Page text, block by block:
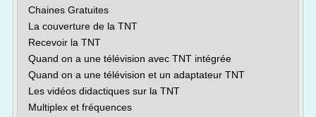
Chaines Gratuites
La couverture de la TNT
Recevoir la TNT
Quand on a une télévision avec TNT intégrée
Quand on a une télévision et un adaptateur TNT
Les vidéos didactiques sur la TNT
Multiplex et fréquences